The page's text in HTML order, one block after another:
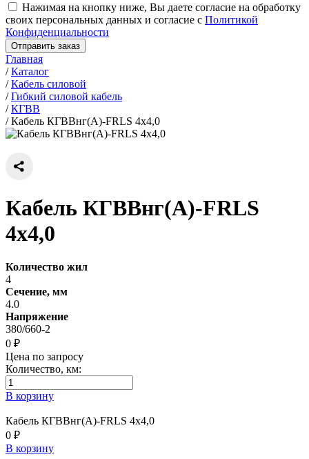
Нажимая на кнопку ниже, Вы даете согласие на обработку
своих персональных данных и согласие с Политикой
Конфиденциальности
Отправить заказ
Главная
/Каталог
/Кабель силовой
/Гибкий силовой кабель
/КГВВ
/Кабель КГВВнг(А)-FRLS 4х4,0
Кабель КГВВнг(А)-FRLS
4х4,0
Количество жил
4
Сечение, мм
4.0
Напряжение
380/660-2
0 ₽
Цена по запросу
Количество, км:
В корзину
Кабель КГВВнг(А)-FRLS 4х4,0
0 ₽
В корзину